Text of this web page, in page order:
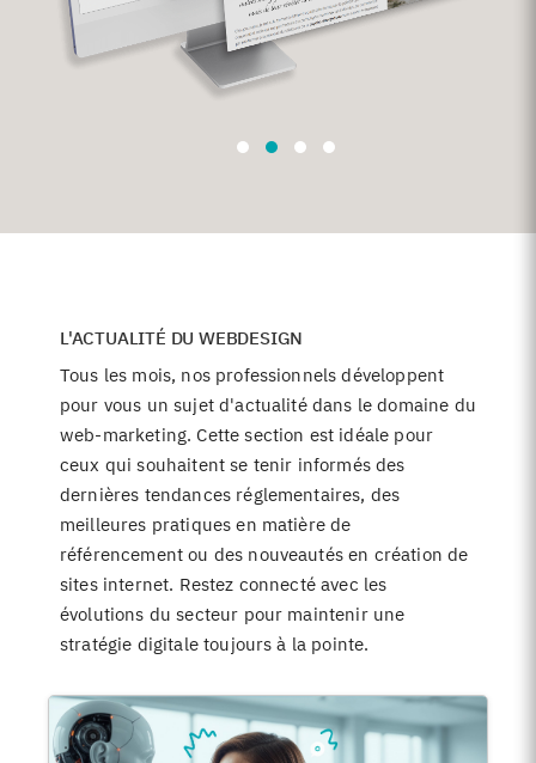
L'ACTUALITÉ DU WEBDESIGN
Tous les mois, nos professionnels développent
pour vous un sujet d'actualité dans le domaine du
web-marketing. Cette section est idéale pour
ceux qui souhaitent se tenir informés des
dernières tendances réglementaires, des
meilleures pratiques en matière de
référencement ou des nouveautés en création de
sites internet. Restez connecté avec les
évolutions du secteur pour maintenir une
stratégie digitale toujours à la pointe.